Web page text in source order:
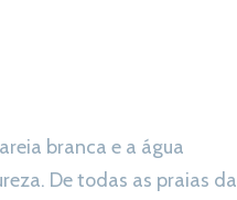
branca e a água
De todas as praias da